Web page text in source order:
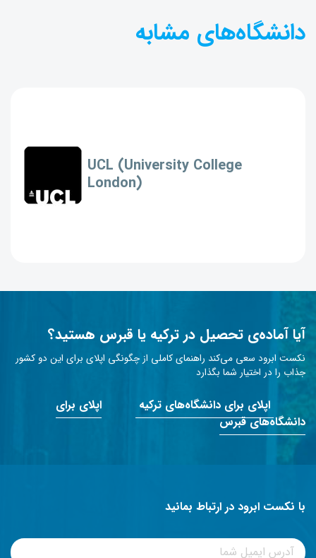
دانشگاه‌های مشابه
UCL (University College
London)
آیا آماده‌ی تحصیل در ترکیه یا قبرس هستید؟
نکست ابرود سعی می‌کند راهنمای کاملی از چگونگی اپلای برای این دو کشور
جذاب را در اختیار شما بگذارد
اپلای برای دانشگاه‌های ترکیه
اپلای برای
دانشگاه‌های قبرس
با نکست ابرود در ارتباط بمانید